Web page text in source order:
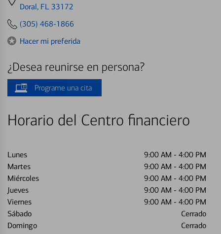
directions
Doral, FL 33172
(305) 468-1866
Hacer mi preferida
¿Desea reunirse en persona?
Programe una cita
Horario del Centro financiero
Lunes 9:00 AM - 4:00 PM
Martes
9:00 AM - 4:00 PM
Miércoles
9:00 AM - 4:00 PM
Jueves
9:00 AM - 4:00 PM
Viernes
9:00 AM - 4:00 PM
Sábado
Cerrado
Domingo
Cerrado